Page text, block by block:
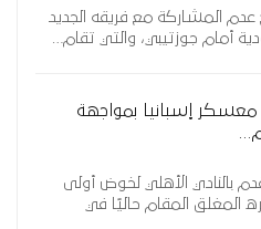
المشاركة مع فريقه الجديد
أمام جوزتيبي، والتي تقام…
معسكر إسبانيا بمواجهة
بالنادي الأهلي لخوض أولى
المغلق المقام حاليًا في